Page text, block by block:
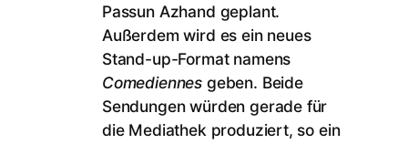
Passun Azhand geplant.
Außerdem wird es ein neues
Stand-up-Format namens
Comediennes geben. Beide
Sendungen würden gerade für
die Mediathek produziert, so ein